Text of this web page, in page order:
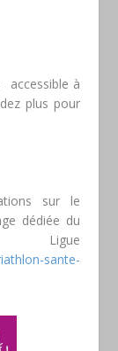
accessible à
plus pour
sur le
dédiée du
sante-